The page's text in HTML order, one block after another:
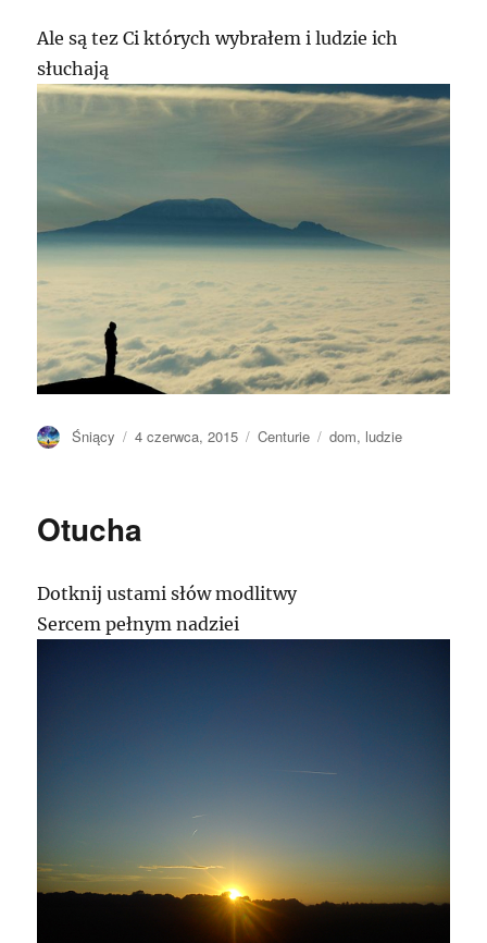
Ale są tez Ci których wybrałem i ludzie ich
słuchają
Autor
Śniący Opublikowano
4 czerwca, 2015 Kategorie
Centurie Tagi
dom, ludzie
Otucha
Dotknij ustami słów modlitwy
Sercem pełnym nadziei